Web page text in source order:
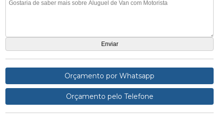
Orçamento por Whatsapp
Orçamento pelo Telefone